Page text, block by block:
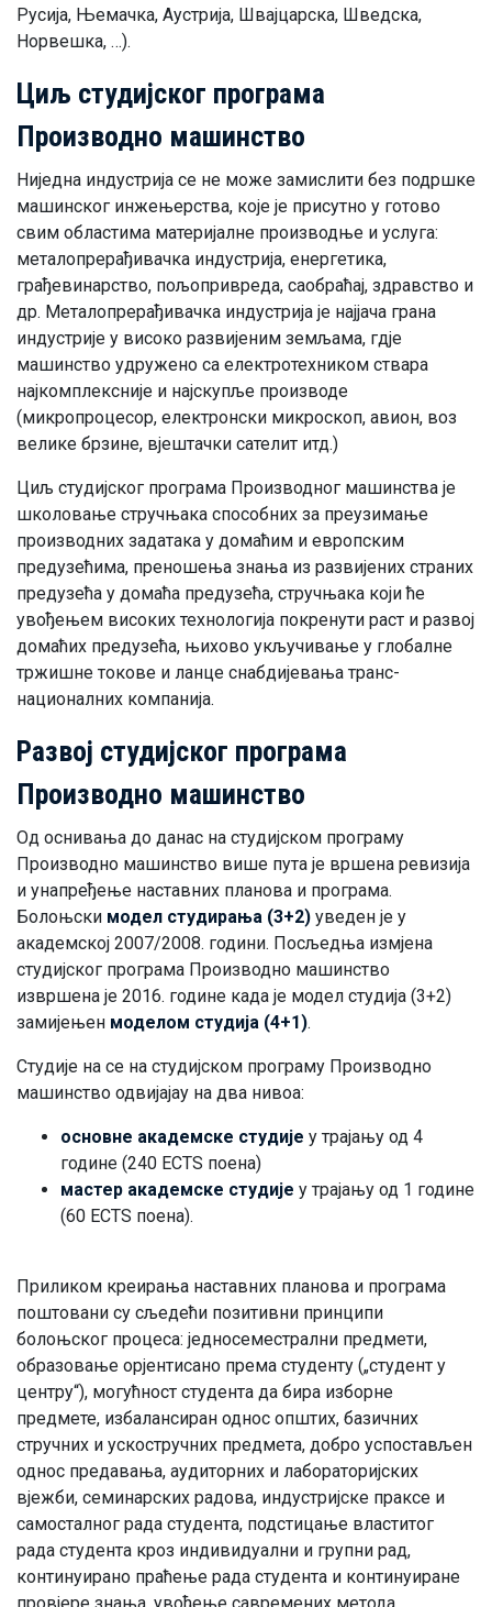
Русија, Њемачка, Аустрија, Швајцарска, Шведска,
Норвешка, …).
Циљ студијског програма
Производно машинство
Ниједна индустрија се не може замислити без подршке
машинског инжењерства, које је присутно у готово
свим областима материјалне производње и услуга:
металопрерађивачка индустрија, енергетика,
грађевинарство, пољопривреда, саобраћај, здравство и
др. Металопрерађивачка индустрија је најјача грана
индустрије у високо развијеним земљама, гдје
машинство удружено са електротехником ствара
најкомплексније и најскупље производе
(микропроцесор, електронски микроскоп, авион, воз
велике брзине, вјештачки сателит итд.)
Циљ студијског програма Производног машинства је
школовање стручњака способних за преузимање
производних задатака у домаћим и европским
предузећима, преношења знања из развијених страних
предузећа у домаћа предузећа, стручњака који ће
увођењем високих технологија покренути раст и развој
домаћих предузећа, њихово укључивање у глобалне
тржишне токове и ланце снабдијевања транс-
националних компанија.
Развој студијског програма
Производно машинствo
Од оснивања до данас на студијском програму
Производно машинство више пута је вршена ревизија
и унапређење наставних планова и програма.
Болоњски модел студирања (3+2) уведен је у
академској 2007/2008. години. Посљедња измјена
студијског програма Производно машинство
извршена је 2016. године када је модел студија (3+2)
замијењен моделом студија (4+1).
Студије на се на студијском програму Производно
машинство одвијајау на два нивоа:
основне академске студије у трајању од 4
године (240 ECTS поена)
мастер академске студије у трајању од 1 године
(60 ECTS поена).
Приликом креирања наставних планова и програма
поштовани су сљедећи позитивни принципи
болоњског процеса: једносеместрални предмети,
образовање орјентисано према студенту („студент у
центру“), могућност студента да бира изборне
предмете, избалансиран однос општих, базичних
стручних и ускостручних предмета, добро успостављен
однос предавања, аудиторних и лабораторијских
вјежби, семинарских радова, индустријске праксе и
самосталног рада студента, подстицање властитог
рада студента кроз индивидуални и групни рад,
континуирано праћење рада студента и континуиране